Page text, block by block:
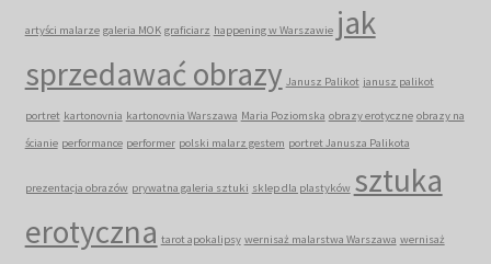
artyści malarze galeria MOK graficiarz happening w Warszawie jak
sprzedawać obrazy Janusz Palikot janusz palikot
portret kartonovnia kartonovnia Warszawa Maria Poziomska obrazy erotyczne obrazy na
ścianie performance performer polski malarz gestem portret Janusza Palikota
prezentacja obrazów prywatna galeria sztuki sklep dla plastyków sztuka
erotyczna tarot apokalipsy wernisaż malarstwa Warszawa wernisaż